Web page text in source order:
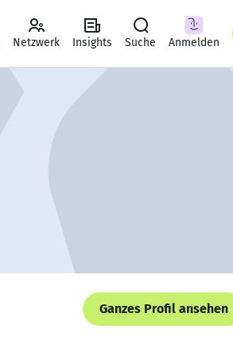
Netzwerk Insights Suche Anmelden
Ganzes Profil ansehen